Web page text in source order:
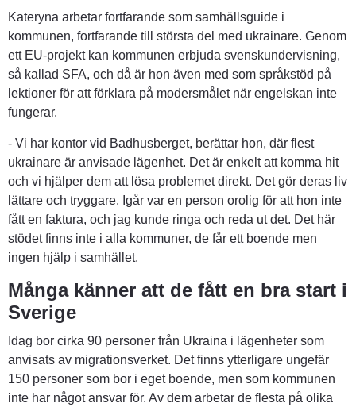
Kateryna arbetar fortfarande som samhällsguide i
kommunen, fortfarande till största del med ukrainare. Genom
ett EU-projekt kan kommunen erbjuda svenskundervisning,
så kallad SFA, och då är hon även med som språkstöd på
lektioner för att förklara på modersmålet när engelskan inte
fungerar.
- Vi har kontor vid Badhusberget, berättar hon, där flest
ukrainare är anvisade lägenhet. Det är enkelt att komma hit
och vi hjälper dem att lösa problemet direkt. Det gör deras liv
lättare och tryggare. Igår var en person orolig för att hon inte
fått en faktura, och jag kunde ringa och reda ut det. Det här
stödet finns inte i alla kommuner, de får ett boende men
ingen hjälp i samhället.
Många känner att de fått en bra start i
Sverige
Idag bor cirka 90 personer från Ukraina i lägenheter som
anvisats av migrationsverket. Det finns ytterligare ungefär
150 personer som bor i eget boende, men som kommunen
inte har något ansvar för. Av dem arbetar de flesta på olika